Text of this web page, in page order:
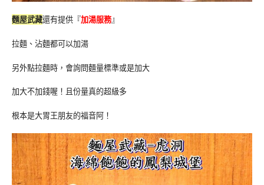
麵屋武藏還有提供『加湯服務』
拉麵、沾麵都可以加湯
另外點拉麵時，會詢問麵量標準或是加大
加大不加錢喔！且份量真的超級多
根本是大胃王朋友的福音阿！